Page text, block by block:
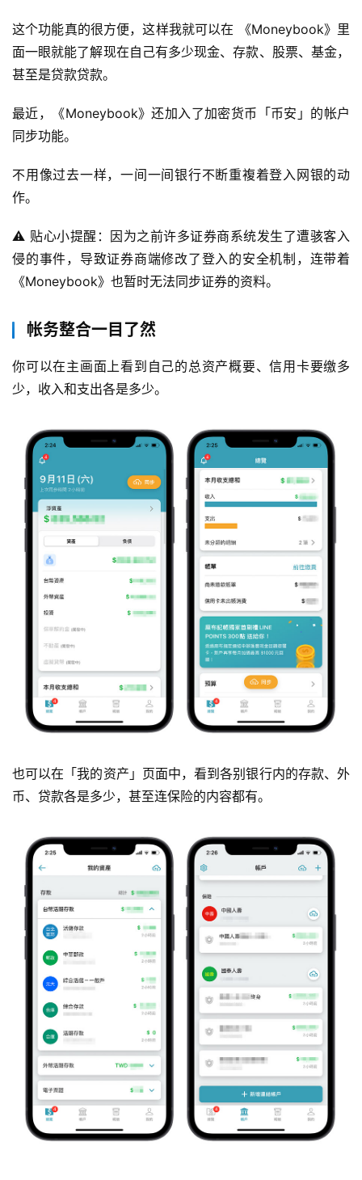
这个功能真的很方便，这样我就可以在 《Moneybook》里
面一眼就能了解现在自己有多少现金、存款、股票、基金，
甚至是贷款贷款。
最近，《Moneybook》还加入了加密货币「币安」的帐户
同步功能。
不用像过去一样，一间一间银行不断重複着登入网银的动
作。
⚠️ 贴心小提醒：因为之前许多证券商系统发生了遭骇客入
侵的事件，导致证券商端修改了登入的安全机制，连带着
《Moneybook》也暂时无法同步证券的资料。
帐务整合一目了然
你可以在主画面上看到自己的总资产概要、信用卡要缴多
少，收入和支出各是多少。
也可以在「我的资产」页面中，看到各别银行内的存款、外
币、贷款各是多少，甚至连保险的内容都有。